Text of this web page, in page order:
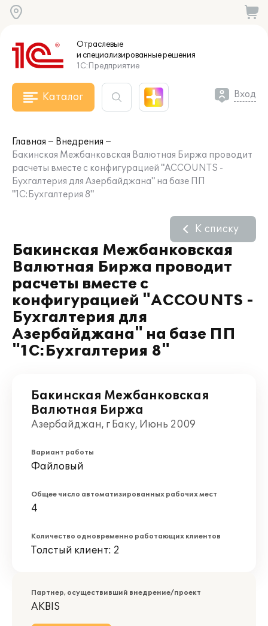
Отраслевые
и специализированныерешения
1С:Предприятие
Каталог Вход
Главная
Внедрения
Бакинская Межбанковская Валютная Биржа проводит
расчеты вместе с конфигурацией "ACCOUNTS -
Бухгалтерия для Азербайджана" на базе ПП
"1С:Бухгалтерия 8"
Бакинская Межбанковская
Валютная Биржа проводит
расчеты вместе с
конфигурацией "ACCOUNTS -
Бухгалтерия для
Азербайджана" на базе ПП
"1С:Бухгалтерия 8"
К списку
Бакинская Межбанковская
Валютная Биржа
Азербайджан, г Баку, Июнь 2009
Вариант работы
Файловый
Общее число автоматизированных рабочих мест
4
Количество одновременно работающих клиентов
Толстый клиент: 2
Партнер, осуществивший внедрение/проект
AKBIS